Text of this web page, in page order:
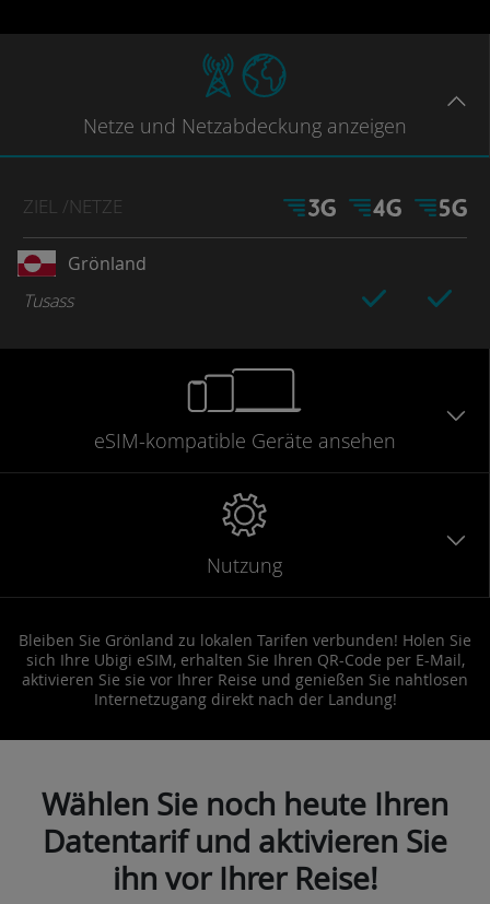
Netze und Netzabdeckung anzeigen
ZIEL /NETZE
Grönland
Tusass
eSIM-kompatible Geräte ansehen
Nutzung
Bleiben Sie Grönland zu lokalen Tarifen verbunden! Holen Sie
sich Ihre Ubigi eSIM, erhalten Sie Ihren QR-Code per E-Mail,
aktivieren Sie sie vor Ihrer Reise und genießen Sie nahtlosen
Internetzugang direkt nach der Landung!
Wählen Sie noch heute Ihren
Datentarif und aktivieren Sie
ihn vor Ihrer Reise!